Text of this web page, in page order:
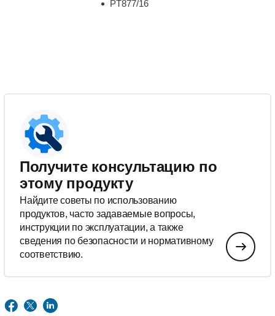
PT877/16
Получите консультацию по
этому продукту
Найдите советы по использованию
продуктов, часто задаваемые вопросы,
инструкции по эксплуатации, а также
сведения по безопасности и нормативному
соответствию.